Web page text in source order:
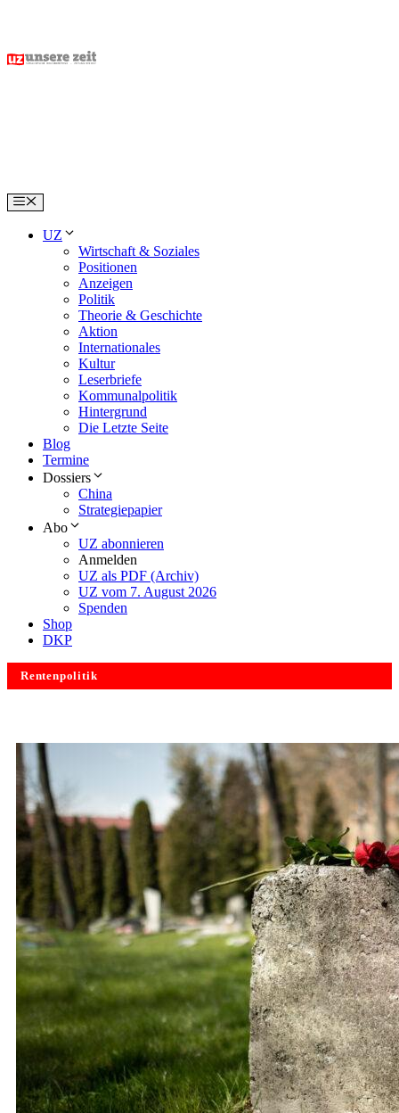
content
Menu
UZ
Wirtschaft & Soziales
Positionen
Anzeigen
Politik
Theorie & Geschichte
Aktion
Internationales
Kultur
Leserbriefe
Kommunalpolitik
Hintergrund
Die Letzte Seite
Blog
Termine
Dossiers
China
Strategiepapier
Abo
UZ abonnieren
Anmelden
UZ als PDF (Archiv)
UZ vom 7. August 2026
Spenden
Shop
DKP
Rentenpolitik